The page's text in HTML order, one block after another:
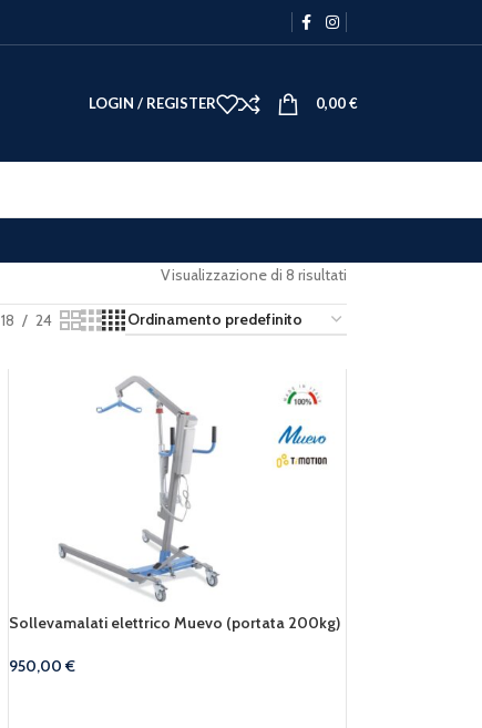
LOGIN / REGISTER 0,00€
Visualizzazione di 8 risultati
18 24
Sollevamalati elettrico Muevo (portata 200kg)
950,00€